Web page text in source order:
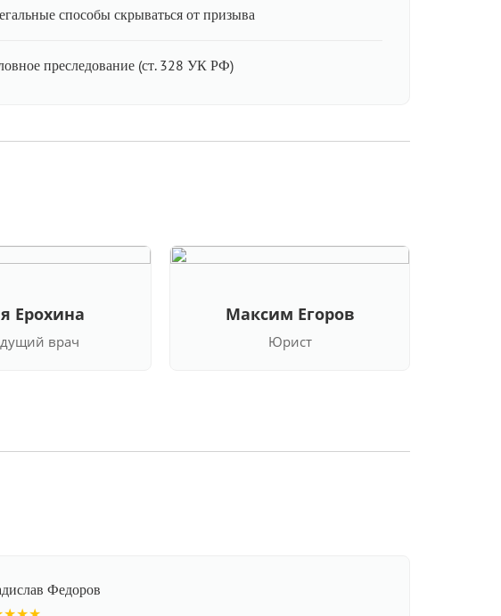
способы скрываться от призыва
преследование (ст. 328 УК РФ)
Ерохина
врач
Максим Егоров
Юрист
Федоров